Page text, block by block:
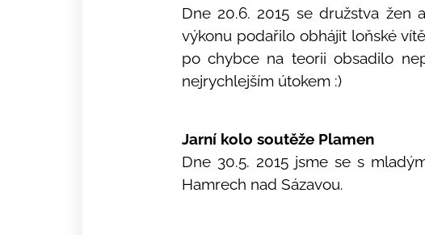
Dne 20.6. 2015 se družstva žen
výkonu podařilo obhájit loňské
po chybce na teorii obsadilo
nejrychlejším útokem :)
Jarní kolo soutěže Plamen
Dne 30.5. 2015 jsme se s
Hamrech nad Sázavou.